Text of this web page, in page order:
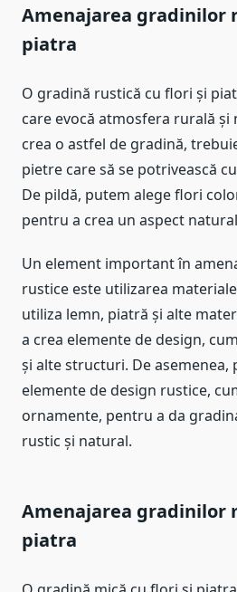
Amenajarea gradinilor
piatra
O gradină rustică cu flori și
care evocă atmosfera rurală și
crea o astfel de gradină,
pietre care să se potrivească
De pildă, putem alege flori
pentru a crea un aspect
Un element important în
rustice este utilizarea
utiliza lemn, piatră și alte
a crea elemente de design,
și alte structuri. De asemenea,
elemente de design rustice,
ornamente, pentru a da
rustic și natural.
Amenajarea gradinilor
piatra